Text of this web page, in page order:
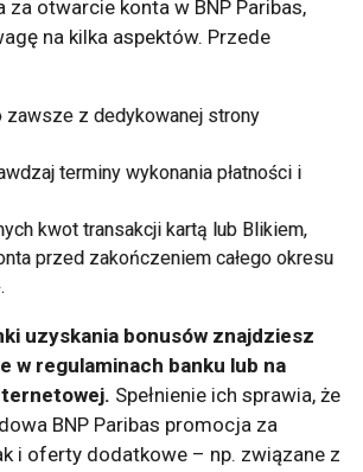
za otwarcie konta w BNP Paribas,
na kilka aspektów. Przede
zawsze z dedykowanej strony
terminy wykonania płatności i
kwot transakcji kartą lub Blikiem,
przed zakończeniem całego okresu
uzyskania bonusów znajdziesz
w regulaminach banku lub na
Spełnienie ich sprawia, że
BNP Paribas promocja za
i oferty dodatkowe – np. związane z